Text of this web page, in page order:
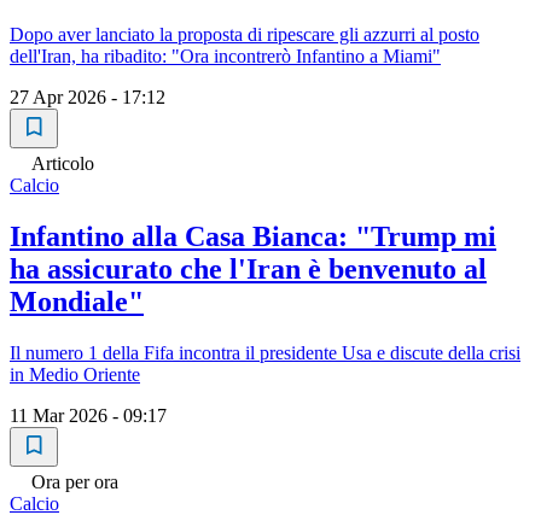
Dopo aver lanciato la proposta di ripescare gli azzurri al posto
dell'Iran, ha ribadito: "Ora incontrerò Infantino a Miami"
27 Apr 2026 - 17:12
Articolo
Calcio
Infantino alla Casa Bianca: "Trump mi
ha assicurato che l'Iran è benvenuto al
Mondiale"
Il numero 1 della Fifa incontra il presidente Usa e discute della crisi
in Medio Oriente
11 Mar 2026 - 09:17
Ora per ora
Calcio